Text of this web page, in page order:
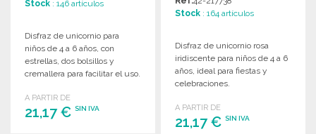
Stock : 146 artículos
Disfraz de unicornio para
niños de 4 a 6 años, con
estrellas, dos bolsillos y
cremallera para facilitar el uso.
A PARTIR DE
21,17 € SIN IVA
Stock : 164 artículos
Disfraz de unicornio rosa
iridiscente para niños de 4 a 6
años, ideal para fiestas y
celebraciones.
A PARTIR DE
21,17 €SIN IVA